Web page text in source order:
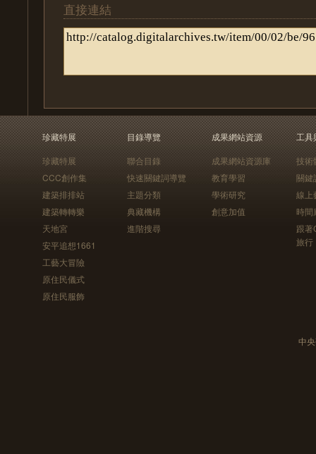
直接連結
珍藏特展
珍藏特展
CCC創作集
建築排排站
建築轉轉樂
天地宮
安平追想1661
工藝大冒險
原住民儀式
原住民服飾
目錄導覽
聯合目錄
快速關鍵詞導覽
主題分類
典藏機構
進階搜尋
成果網站資源
成果網站資源庫
教育學習
學術研究
創意加值
工具
技術
關鍵
線上
時間
跟
旅行
中